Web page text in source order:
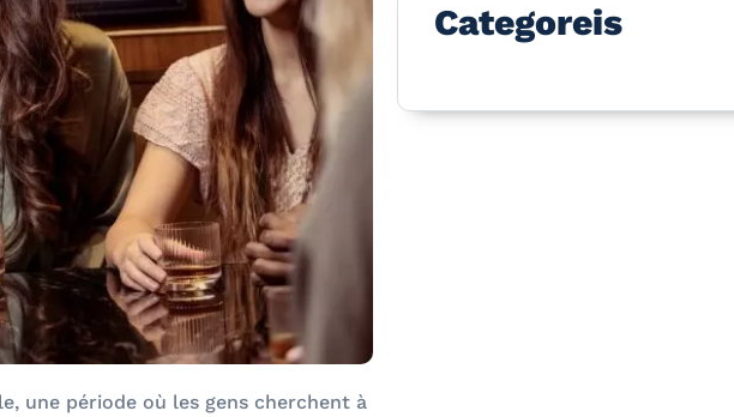
une période où les gens cherchent à
Categoreis